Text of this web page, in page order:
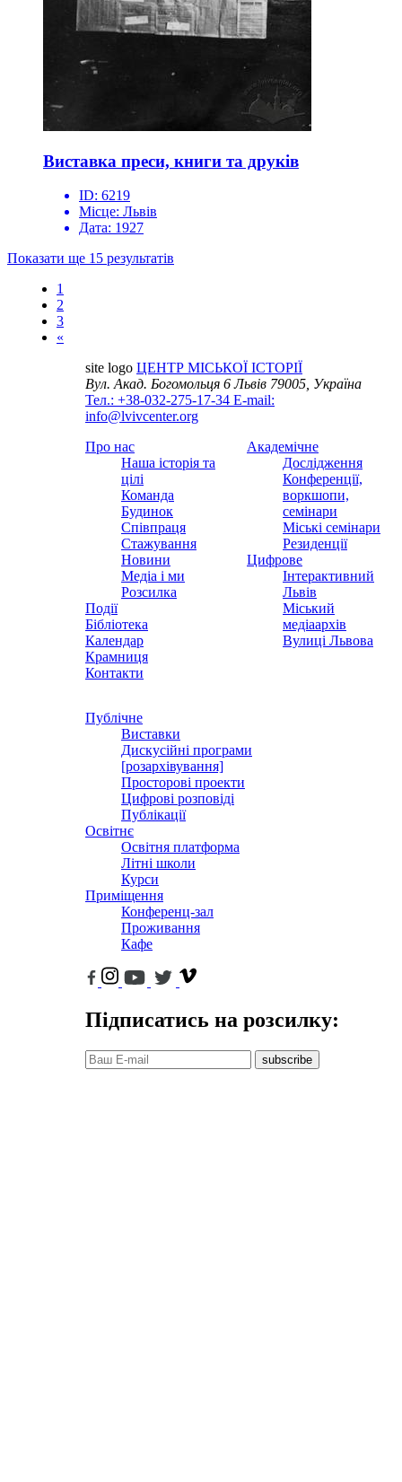
Виставка преси, книги та друків
ID: 6219
Місце: Львів
Дата: 1927
Показати ще 15 результатів
1
2
3
«
site logo ЦЕНТР МІСЬКОЇ ІСТОРІЇ
Вул. Акад. Богомольця 6Львів 79005, Україна
Тел.: +38-032-275-17-34 E-mail:
info@lvivcenter.org
Про нас
Наша історія та
цілі
Команда
Будинок
Співпраця
Стажування
Новини
Медіа і ми
Розсилка
Події
Бібліотека
Календар
Крамниця
Контакти
Академічне
Дослідження
Конференції,
воркшопи,
семінари
Міські семінари
Резиденції
Цифрове
Інтерактивний
Львів
Міський
медіаархів
Вулиці Львова
Публічне
Виставки
Дискусійні програми
[розархівування]
Просторові проекти
Цифрові розповіді
Публікації
Освітнє
Освітня платформа
Літні школи
Курси
Приміщення
Конференц-зал
Проживання
Кафе
Підписатись на розсилку:
subscribe